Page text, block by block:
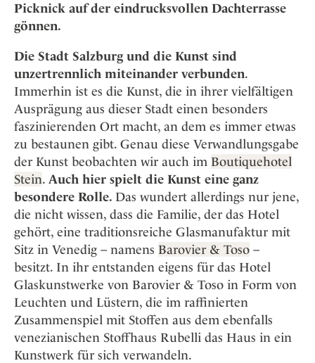
Italien
Japan
Niederlande
Österreich
Portugal
Schweden
Spanien
Schweiz
USA
Eat & Drink
Mindful Traveller
Osterkalender
Persönlichkeiten
Member Benefits
Register your Hotel
About us +
Mission Statement
Our Story
Career
Kontakt
Impressum
Adventkalender
Picknick auf der eindrucksvollen Dachterrasse
gönnen.
Die Stadt Salzburg und die Kunst sind
unzertrennlich miteinander verbunden.
Immerhin ist es die Kunst, die in ihrer vielfältigen
Ausprägung aus dieser Stadt einen besonders
faszinierenden Ort macht, an dem es immer etwas
zu bestaunen gibt. Genau diese Verwandlungsgabe
der Kunst beobachten wir auch im Boutiquehotel
Stein. Auch hier spielt die Kunst eine ganz
besondere Rolle. Das wundert allerdings nur jene,
die nicht wissen, dass die Familie, der das Hotel
gehört, eine traditionsreiche Glasmanufaktur mit
Sitz in Venedig – namens Barovier & Toso –
besitzt. In ihr entstanden eigens für das Hotel
Glaskunstwerke von Barovier & Toso in Form von
Leuchten und Lüstern, die im raffinierten
Zusammenspiel mit Stoffen aus dem ebenfalls
venezianischen Stoffhaus Rubelli das Haus in ein
Kunstwerk für sich verwandeln.